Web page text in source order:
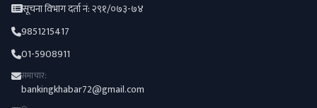
सूचना विभाग दर्ता नं: २९१/०७३-७४
9851215417
01-5908911
समाचार:
bankingkhabar72@gmail.com